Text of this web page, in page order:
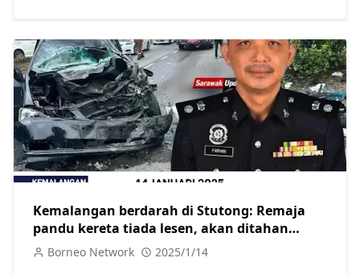
Kemalangan berdarah di Stutong: Remaja
pandu kereta tiada lesen, akan ditahan
selepas dirawat
Borneo Network 2025/1/14